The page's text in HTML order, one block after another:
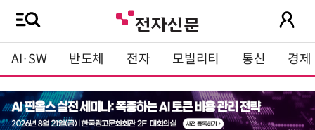
AI·SW 반도체 전자 모빌리티 통신 경제